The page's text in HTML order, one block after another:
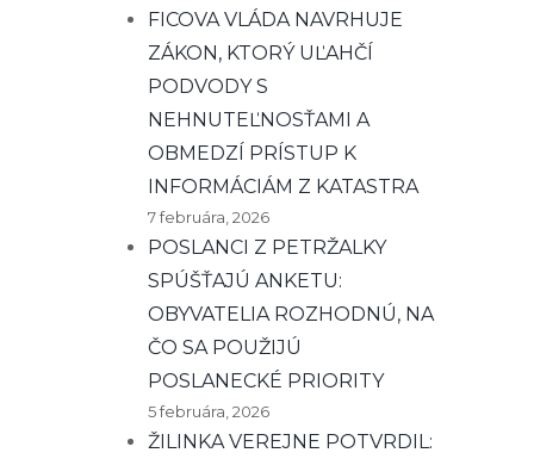
FICOVA VLÁDA NAVRHUJE
ZÁKON, KTORÝ UĽAHČÍ
PODVODY S
NEHNUTEĽNOSŤAMI A
OBMEDZÍ PRÍSTUP K
INFORMÁCIÁM Z KATASTRA
7 februára, 2026
POSLANCI Z PETRŽALKY
SPÚŠŤAJÚ ANKETU:
OBYVATELIA ROZHODNÚ, NA
ČO SA POUŽIJÚ
POSLANECKÉ PRIORITY
5 februára, 2026
ŽILINKA VEREJNE POTVRDIL: